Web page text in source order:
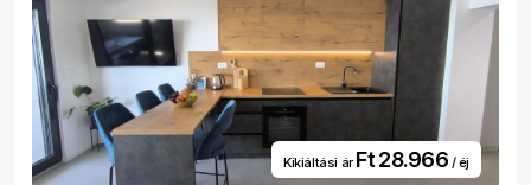
Kikiáltási ár Ft 28.966 / éj